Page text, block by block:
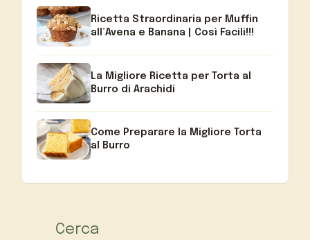
Ricetta Straordinaria per Muffin
all’Avena e Banana | Così Facili!!!
La Migliore Ricetta per Torta al
Burro di Arachidi
Come Preparare la Migliore Torta
al Burro
Cerca